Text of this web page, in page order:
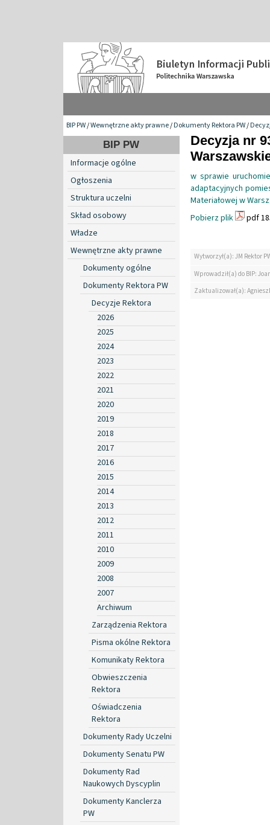
BIP PW/Wewnętrzne akty prawne/Dokumenty Rektora PW/
BIP PW
Informacje ogólne
Ogłoszenia
Struktura uczelni
Skład osobowy
Władze
Wewnętrzne akty prawne
Dokumenty ogólne
Dokumenty Rektora PW
Decyzje Rektora
2026
2025
2024
2023
2022
2021
2020
2019
2018
2017
2016
2015
2014
2013
2012
2011
2010
2009
2008
2007
Archiwum
Zarządzenia Rektora
Pisma okólne Rektora
Komunikaty Rektora
Obwieszczenia
Rektora
Oświadczenia
Rektora
Dokumenty Rady Uczelni
Dokumenty Senatu PW
Dokumenty Rad
Naukowych Dyscyplin
Dokumenty Kanclerza
PW
Decyzja nr
w sprawie
adaptacyjnych
Materiałowej w
Pobierz plik
pdf
Wytworzył(a): JM Rektor
Wprowadził(a) do BIP:
Zaktualizował(a):